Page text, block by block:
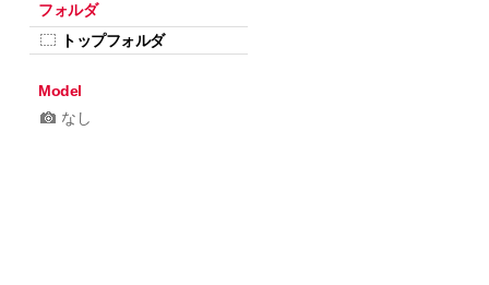
フォルダ
トップフォルダ
Model
なし